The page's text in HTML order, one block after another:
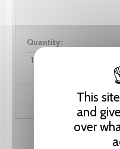
This
and
over
Quantity: